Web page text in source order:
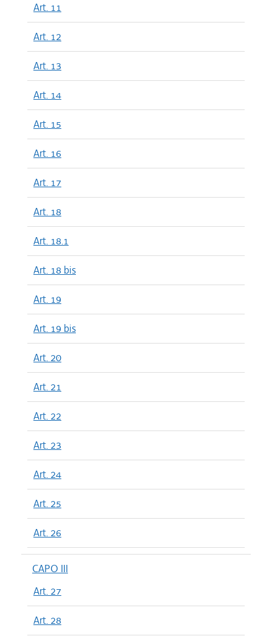
Art. 11
Art. 12
Art. 13
Art. 14
Art. 15
Art. 16
Art. 17
Art. 18
Art. 18.1
Art. 18 bis
Art. 19
Art. 19 bis
Art. 20
Art. 21
Art. 22
Art. 23
Art. 24
Art. 25
Art. 26
CAPO III
Art. 27
Art. 28